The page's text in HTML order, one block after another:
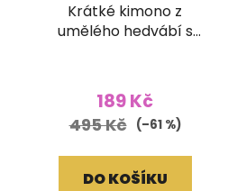
Krátké kimono z
umělého hedvábí s
189 Kč
495 Kč (–61 %)
DO KOŠÍKU